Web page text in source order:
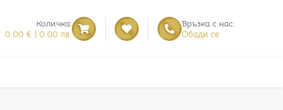
Количка:
0.00 € | 0.00 лв.
Връзка с нас:
Обади се